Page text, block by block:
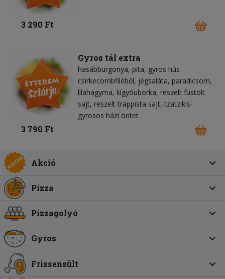
3 290 Ft
Gyros tál extra
hasábburgonya pita gyros hús
csirkecombfiléből jégsaláta paradicsom
lilahagyma kígyóuborka reszelt füstölt
sajt reszelt trappista sajt tzatzikis-
gyrosos házi öntet
3 790 Ft
Akció
Pizza
Pizzagolyó
Gyros
Frissensült